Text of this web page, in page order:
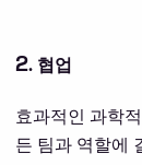
2. 협업
효과적인 과학
든 팀과 역할에